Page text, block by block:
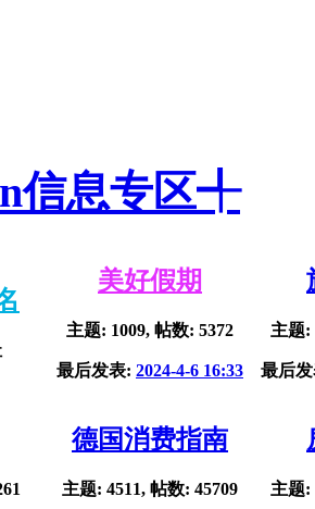
信息专区╃
美好假期
主题: 1009, 帖数: 5372
最后发表: 2024-4-6 16:33
主题:
最后
德国消费指南
主题: 4511, 帖数: 45709 主题: